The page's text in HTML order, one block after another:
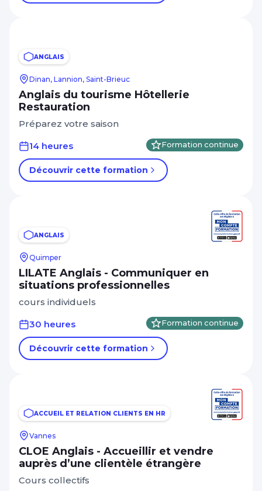
ANGLAIS
Dinan, Lannion, Saint-Brieuc
Anglais du tourisme Hôtellerie
Restauration
Préparez votre saison
14 heures
Formation continue
Découvrir cette formation
ANGLAIS
Quimper
LILATE Anglais - Communiquer en
situations professionnelles
cours individuels
30 heures
Formation continue
Découvrir cette formation
ACCUEIL ET RELATION CLIENTS EN HR
Vannes
CLOE Anglais - Accueillir et vendre
auprès d’une clientèle étrangère
Cours collectifs